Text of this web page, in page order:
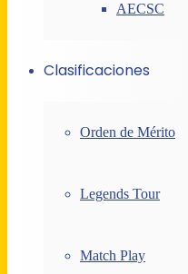
AECSC
Clasificaciones
Orden de Mérito
Legends Tour
Match Play